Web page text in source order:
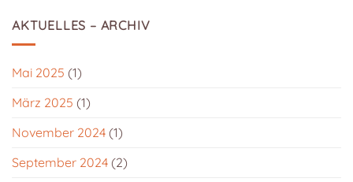
AKTUELLES – ARCHIV
Mai 2025 (1)
März 2025 (1)
November 2024 (1)
September 2024 (2)